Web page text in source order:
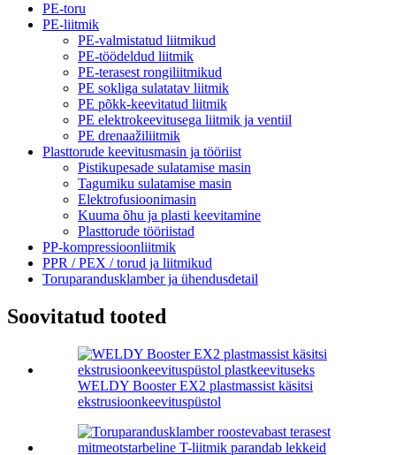
PE-toru
PE-liitmik
PE-valmistatud liitmikud
PE-töödeldud liitmik
PE-terasest rongiliitmikud
PE sokliga sulatatav liitmik
PE põkk-keevitatud liitmik
PE elektrokeevitusega liitmik ja ventiil
PE drenaažiliitmik
Plasttorude keevitusmasin ja tööriist
Pistikupesade sulatamise masin
Tagumiku sulatamise masin
Elektrofusioonimasin
Kuuma õhu ja plasti keevitamine
Plasttorude tööriistad
PP-kompressioonliitmik
PPR / PEX / torud ja liitmikud
Toruparandusklamber ja ühendusdetail
Soovitatud tooted
WELDY Booster EX2 plastmassist käsitsi
ekstrusioonkeevituspüstol